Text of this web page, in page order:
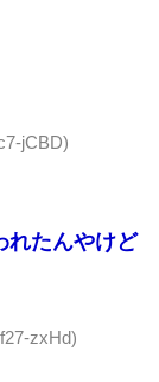
jCBD)
れたんやけど
zxHd)